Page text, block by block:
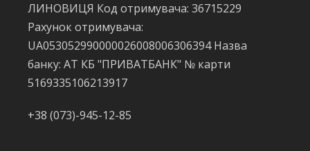
ЛИНОВИЦЯ Код отримувача: 36715229
Рахунок отримувача:
UA053052990000026008006306394 Назва
банку: АТ КБ "ПРИВАТБАНК" № карти
5169335106213917
+38 (073)-945-12-85